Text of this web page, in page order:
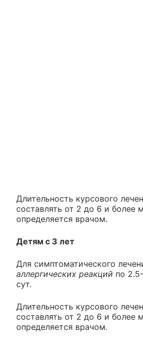
Длительность курсового
составлять от 2 до 6 и более
определяется врачом.
Детям с 3 лет
Для симптоматического
аллергических реакций по
сут.
Длительность курсового
составлять от 2 до 6 и более
определяется врачом.